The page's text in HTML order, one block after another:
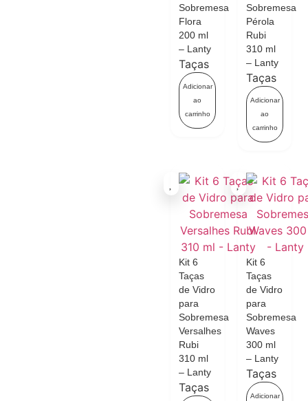
Sobremesa
Flora
200 ml
– Lanty
Taças
Adicionar
ao
carrinho
Sobremesa
Pérola
Rubi
310 ml
– Lanty
Taças
Adicionar
ao
carrinho
Kit 6
Taças
de Vidro
para
Sobremesa
Versalhes
Rubi
310 ml
– Lanty
Taças
Kit 6
Taças
de Vidro
para
Sobremesa
Waves
300 ml
– Lanty
Taças
Adicionar